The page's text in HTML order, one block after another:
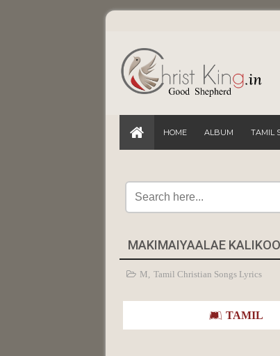
HOME ALBUM TAMIL
MAKIMAIYAALAE
M, Tamil Christian Songs Lyrics
TAMIL